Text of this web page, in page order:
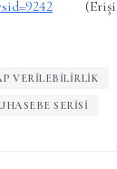
VERILEBILIRLIK
SERISI